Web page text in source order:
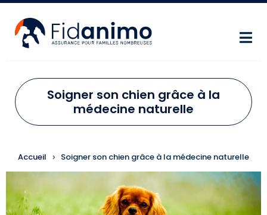
Aller au contenu principal
Soigner son chien grâce à la
médecine naturelle
FIL D'ARIANE
Accueil Soigner son chien grâce à la médecine naturelle